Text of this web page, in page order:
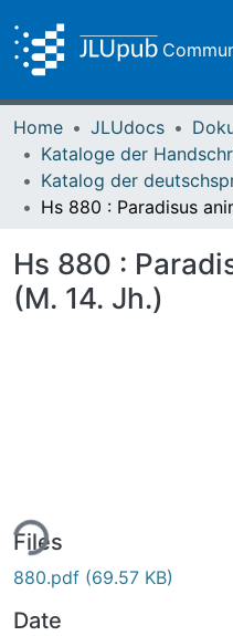
Home JLUdocs
Hs 880 :
(M. 14. Jh.)
Files
880.pdf (69.57 KB)
Date